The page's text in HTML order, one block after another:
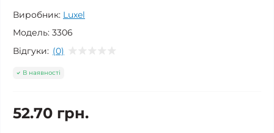
Виробник: Luxel
Модель: 3306
Відгуки: (0)
В наявності
52.70 грн.